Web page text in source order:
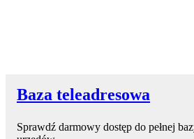
Baza teleadresowa
Sprawdź darmowy dostęp do pełnej